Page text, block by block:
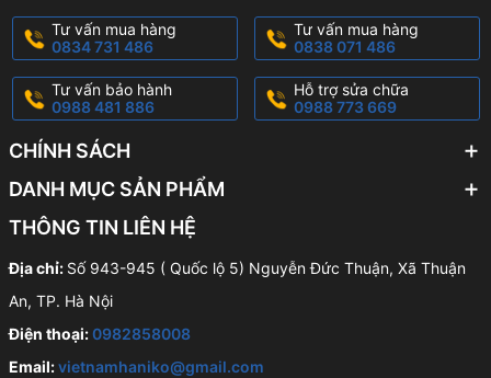
Tư vấn mua hàng
0834 731 486
Tư vấn mua hàng
0838 071 486
Tư vấn bảo hành
0988 481 886
Hỗ trợ sửa chữa
0988 773 669
CHÍNH SÁCH
DANH MỤC SẢN PHẨM
THÔNG TIN LIÊN HỆ
Địa chỉ: Số 943-945 ( Quốc lộ 5) Nguyễn Đức Thuận, Xã Thuận
An, TP. Hà Nội
Điện thoại:0982858008
Email:vietnamhaniko@gmail.com